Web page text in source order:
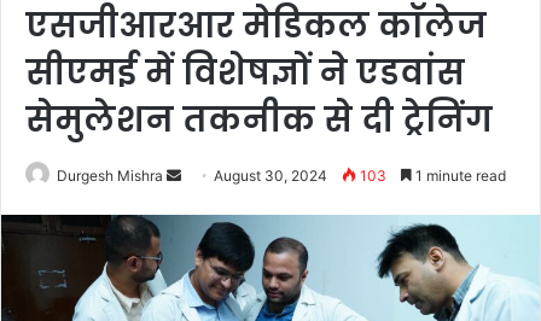
एसजीआरआर मेडिकल काॅलेज
सीएमई में विशेषज्ञों ने एडवांस
सेमुलेशन तकनीक से दी ट्रेनिंग
Durgesh Mishra
Send
email
August 30, 2024 103 1 minute read